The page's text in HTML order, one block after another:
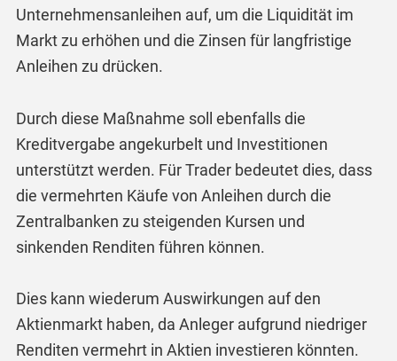
Unternehmensanleihen auf, um die Liquidität im
Markt zu erhöhen und die Zinsen für langfristige
Anleihen zu drücken.
Durch diese Maßnahme soll ebenfalls die
Kreditvergabe angekurbelt und Investitionen
unterstützt werden. Für Trader bedeutet dies, dass
die vermehrten Käufe von Anleihen durch die
Zentralbanken zu steigenden Kursen und
sinkenden Renditen führen können.
Dies kann wiederum Auswirkungen auf den
Aktienmarkt haben, da Anleger aufgrund niedriger
Renditen vermehrt in Aktien investieren könnten.